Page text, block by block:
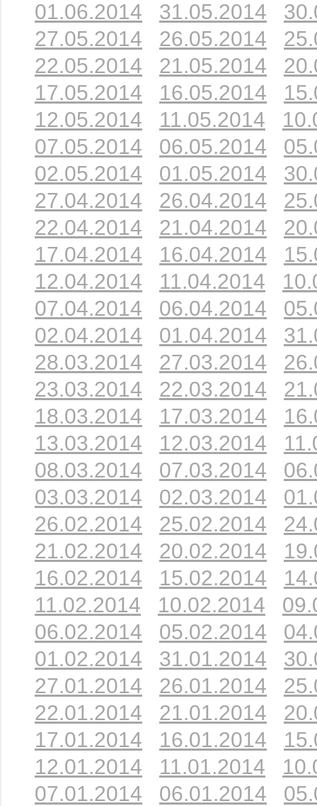
01.06.2014
31.05.2014
27.05.2014
26.05.2014
22.05.2014
21.05.2014
17.05.2014
16.05.2014
12.05.2014
11.05.2014
07.05.2014
06.05.2014
02.05.2014
01.05.2014
27.04.2014
26.04.2014
22.04.2014
21.04.2014
17.04.2014
16.04.2014
12.04.2014
11.04.2014
07.04.2014
06.04.2014
02.04.2014
01.04.2014
28.03.2014
27.03.2014
23.03.2014
22.03.2014
18.03.2014
17.03.2014
13.03.2014
12.03.2014
08.03.2014
07.03.2014
03.03.2014
02.03.2014
26.02.2014
25.02.2014
21.02.2014
20.02.2014
16.02.2014
15.02.2014
11.02.2014
10.02.2014
06.02.2014
05.02.2014
01.02.2014
31.01.2014
27.01.2014
26.01.2014
22.01.2014
21.01.2014
17.01.2014
16.01.2014
12.01.2014
11.01.2014
07.01.2014
06.01.2014